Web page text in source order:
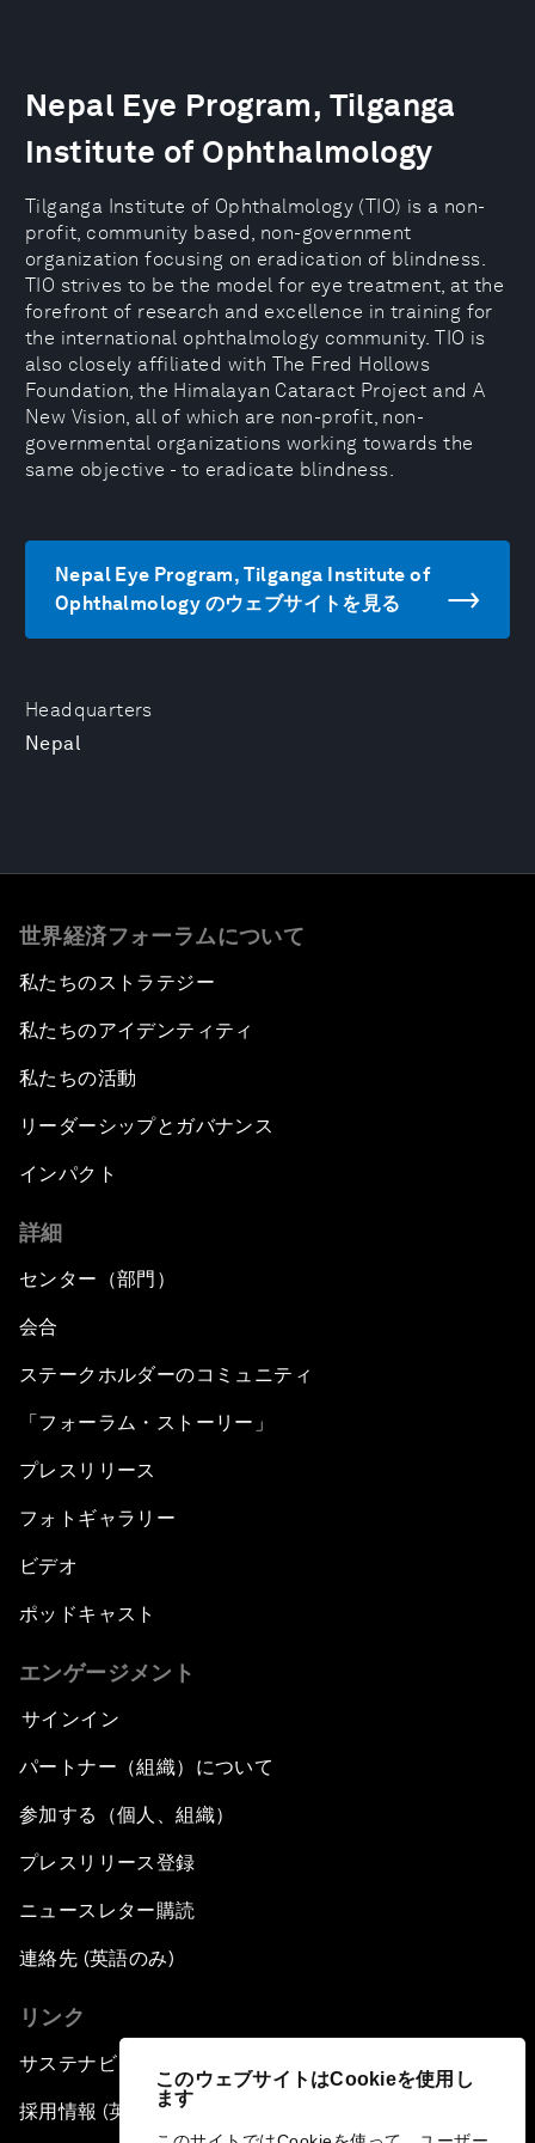
このウェブサイトはCookieを使用し
ます
Headquarters
Nepal
Nepal Eye Program, Tilganga
Institute of Ophthalmology
Tilganga Institute of Ophthalmology (TIO) is a non-
profit, community based, non-government
organization focusing on eradication of blindness.
TIO strives to be the model for eye treatment, at the
forefront of research and excellence in training for
the international ophthalmology community. TIO is
also closely affiliated with The Fred Hollows
Foundation, the Himalayan Cataract Project and A
New Vision, all of which are non-profit, non-
governmental organizations working towards the
same objective - to eradicate blindness.
Nepal Eye Program, Tilganga Institute of
Ophthalmology のウェブサイトを見る
世界経済フォーラムについて
私たちのストラテジー
私たちのアイデンティティ
私たちの活動
リーダーシップとガバナンス
インパクト
詳細
センター（部門）
会合
ステークホルダーのコミュニティ
「フォーラム・ストーリー」
プレスリリース
フォトギャラリー
ビデオ
ポッドキャスト
エンゲージメント
サインイン
パートナー（組織）について
参加する（個人、組織）
プレスリリース登録
ニュースレター購読
連絡先 (英語のみ)
リンク
サステナビリティへの取り組み
採用情報 (英語のみ)